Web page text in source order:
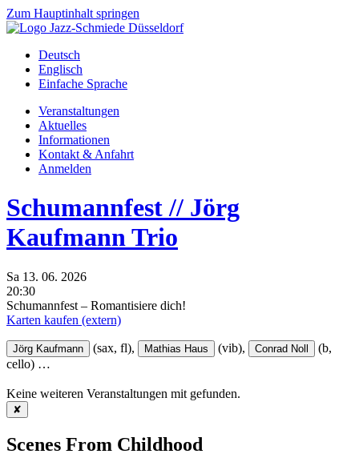
Zum Hauptinhalt springen
Deutsch
Englisch
Einfache Sprache
Veranstaltungen
Aktuelles
Informationen
Kontakt & Anfahrt
Anmelden
Schumannfest // Jörg
Kaufmann Trio
Sa 13. 06. 2026
20:30
Schumannfest – Romantisiere dich!
Karten kaufen (extern)
Jörg Kaufmann (sax, fl), Mathias Haus (vib), Conrad Noll
(b,
cello) …
Keine weiteren Veranstaltungen mit gefunden.
✘
Scenes From Childhood